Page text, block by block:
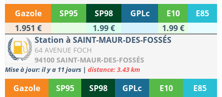
Gazole SP95 SP98 GPLc E10
E85
1.951 €
1.99 €
1.99 €
Station à SAINT-MAUR-DES-FOSSÉS
64 AVENUE FOCH
94100 SAINT-MAUR-DES-FOSSÉS
Mise à jour: il y a 11 jours | distance: 3.43 km
Gazole SP95 SP98 GPLc E10
E85